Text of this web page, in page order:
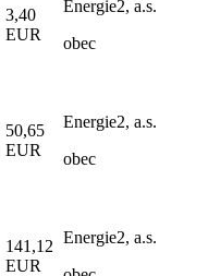
3,40
EUR
Energie2, a.s.
obec
50,65
EUR
Energie2, a.s.
obec
141,12
EUR
Energie2, a.s.